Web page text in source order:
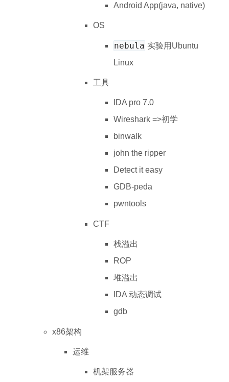
Android App(java, native)
OS
nebula 实验用Ubuntu
Linux
工具
IDA pro 7.0
Wireshark =>初学
binwalk
john the ripper
Detect it easy
GDB-peda
pwntools
CTF
栈溢出
ROP
堆溢出
IDA 动态调试
gdb
x86架构
运维
机架服务器